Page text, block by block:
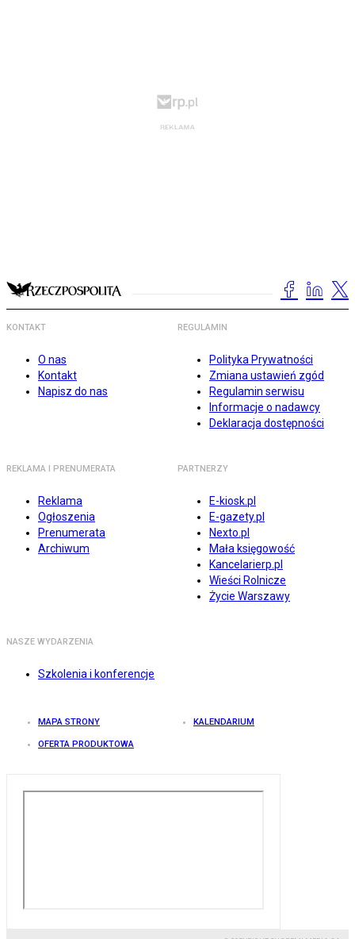
KONTAKT
O nas
Kontakt
Napisz do nas
REGULAMIN
Polityka Prywatności
Zmiana ustawień zgód
Regulamin serwisu
Informacje o nadawcy
Deklaracja dostępności
REKLAMA I PRENUMERATA
Reklama
Ogłoszenia
Prenumerata
Archiwum
PARTNERZY
E-kiosk.pl
E-gazety.pl
Nexto.pl
Mała księgowość
Kancelarierp.pl
Wieści Rolnicze
Życie Warszawy
NASZE WYDARZENIA
Szkolenia i konferencje
MAPA STRONY KALENDARIUM
OFERTA PRODUKTOWA